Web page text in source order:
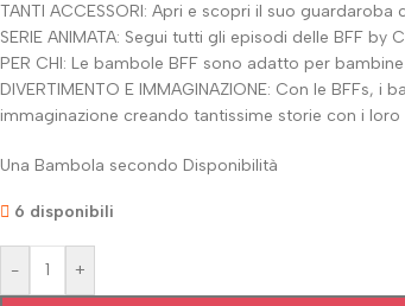
TANTI ACCESSORI: Apri e scopri il suo
SERIE ANIMATA: Segui tutti gli episodi delle BFF
PER CHI: Le bambole BFF sono adatto per
DIVERTIMENTO E IMMAGINAZIONE: Con le
immaginazione creando tantissime storie con i
Una Bambola secondo Disponibilità
6 disponibili
- +